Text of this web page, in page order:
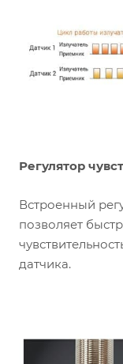
Регулятор
Встроенный
позволяет
датчика.